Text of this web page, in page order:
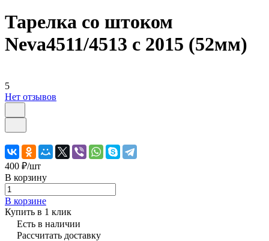
Тарелка со штоком
Neva4511/4513 с 2015 (52мм)
5
Нет отзывов
400 ₽/шт
В корзину
В корзине
Купить в 1 клик
Есть в наличии
Рассчитать доставку